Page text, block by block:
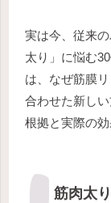
実は今、従来
太り」に悩む
は、なぜ筋膜
合わせた新し
根拠と実際の
筋肉太